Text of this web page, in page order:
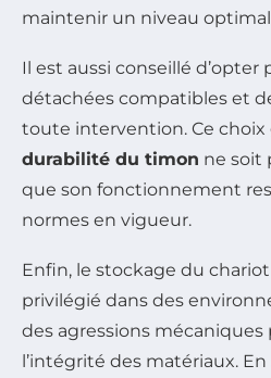
maintenir un niveau
Il est aussi conseillé d’opter
détachées compatibles et
toute intervention. Ce choix
durabilité du timon ne soit
que son fonctionnement
normes en vigueur.
Enfin, le stockage du
privilégié dans des
des agressions mécaniques
l’intégrité des matériaux.